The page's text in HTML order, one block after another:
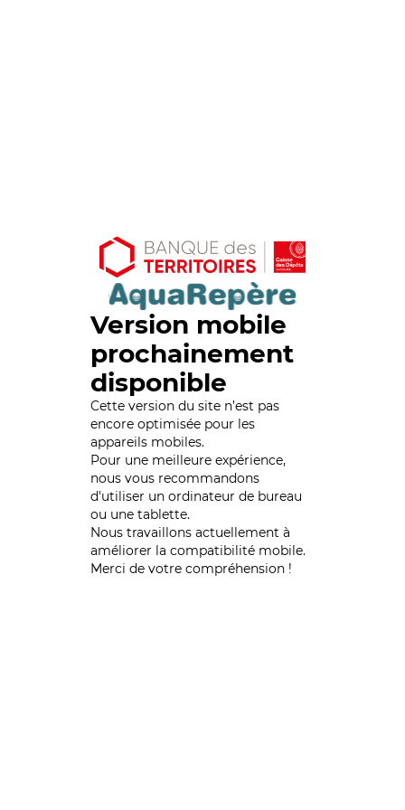
Version mobile
prochainement
disponible
Cette version du site n’est pas
encore optimisée pour les
appareils mobiles.
Pour une meilleure expérience,
nous vous recommandons
d'utiliser un ordinateur de bureau
ou une tablette.
Nous travaillons actuellement à
améliorer la compatibilité mobile.
Merci de votre compréhension !